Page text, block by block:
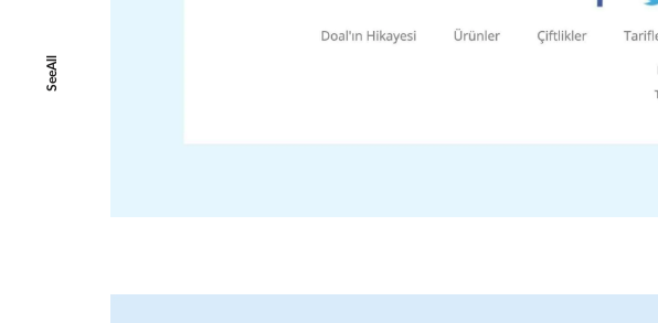
SeeAll